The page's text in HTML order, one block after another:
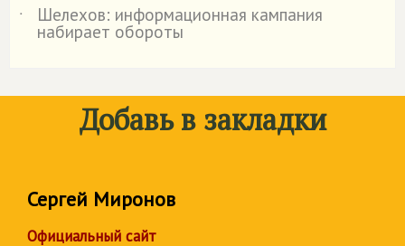
˙
Шелехов: информационная кампания
набирает обороты
Добавь в закладки
Сергей Миронов
Официальный сайт